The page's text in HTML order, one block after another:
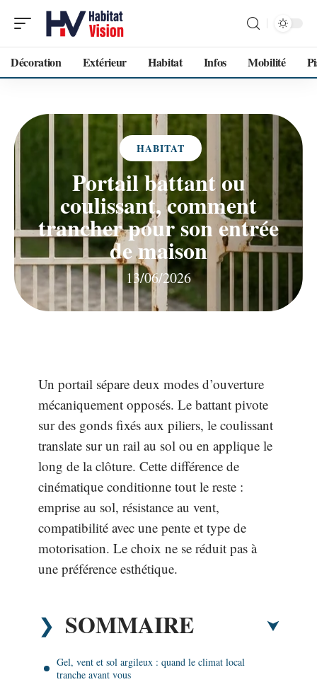
Décoration Extérieur Habitat Infos Mobilité
HABITAT
Portail battant ou
coulissant, comment
trancher pour son entrée
de maison
13/06/2026
Un portail sépare deux modes d’ouverture
mécaniquement opposés. Le battant pivote
sur des gonds fixés aux piliers, le coulissant
translate sur un rail au sol ou en applique le
long de la clôture. Cette différence de
cinématique conditionne tout le reste :
emprise au sol, résistance au vent,
compatibilité avec une pente et type de
motorisation. Le choix ne se réduit pas à
une préférence esthétique.
SOMMAIRE
Gel, vent et sol argileux : quand le climat local
tranche avant vous